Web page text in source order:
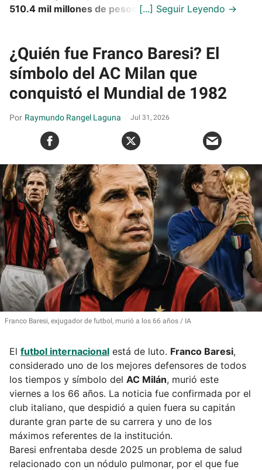
510.4 mil millones de pesos
¿Quién fue Franco Baresi? El
símbolo del AC Milan que
conquistó el Mundial de 1982
Raymundo Rangel Laguna Jul 31, 2026
Franco Baresi, exjugador de futbol, murió a los 66 años IA
El futbol internacional está de luto. Franco Baresi,
considerado uno de los mejores defensores de todos
los tiempos y símbolo del AC Milán, murió este
viernes a los 66 años. La noticia fue confirmada por el
club italiano, que despidió a quien fuera su capitán
durante gran parte de su carrera y uno de los
máximos referentes de la institución.
Baresi enfrentaba desde 2025 un problema de salud
relacionado con un nódulo pulmonar, por el que fue